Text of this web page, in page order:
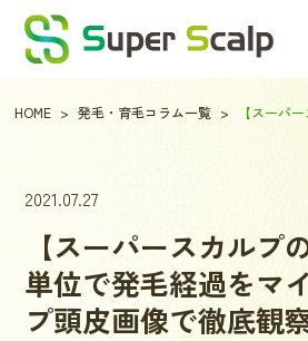
HOME 発毛・育毛コラム一覧 【スーパ
2021.07.27
【スーパースカルプ
単位で発毛経過をマ
プ頭皮画像で徹底観